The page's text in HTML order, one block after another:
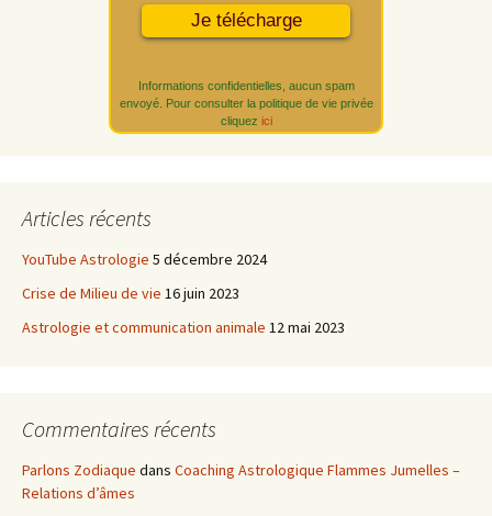
Informations confidentielles, aucun spam
envoyé. Pour consulter la politique de vie privée
cliquez ici
Articles récents
YouTube Astrologie 5 décembre 2024
Crise de Milieu de vie 16 juin 2023
Astrologie et communication animale 12 mai 2023
Commentaires récents
Parlons Zodiaque dans Coaching Astrologique Flammes Jumelles –
Relations d’âmes